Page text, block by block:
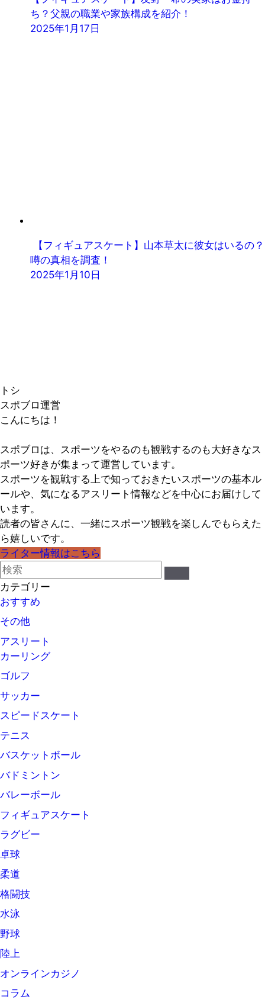
ち？父親の職業や家族構成を紹介！
2025年1月17日
【フィギュアスケート】山本草太に彼女はいるの？
噂の真相を調査！
2025年1月10日
トシ
スポブロ運営
こんにちは！
スポブロは、スポーツをやるのも観戦するのも大好きなス
ポーツ好きが集まって運営しています。
スポーツを観戦する上で知っておきたいスポーツの基本ル
ールや、気になるアスリート情報などを中心にお届けして
います。
読者の皆さんに、一緒にスポーツ観戦を楽しんでもらえた
ら嬉しいです。
ライター情報はこちら
カテゴリー
おすすめ
その他
アスリート
カーリング
ゴルフ
サッカー
スピードスケート
テニス
バスケットボール
バドミントン
バレーボール
フィギュアスケート
ラグビー
卓球
柔道
格闘技
水泳
野球
陸上
オンラインカジノ
コラム